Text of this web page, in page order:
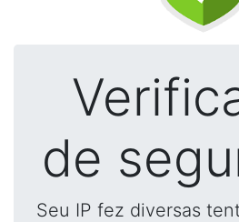
de
Seu IP fez diversas